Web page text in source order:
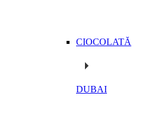
CIOCOLATĂ
DUBAI